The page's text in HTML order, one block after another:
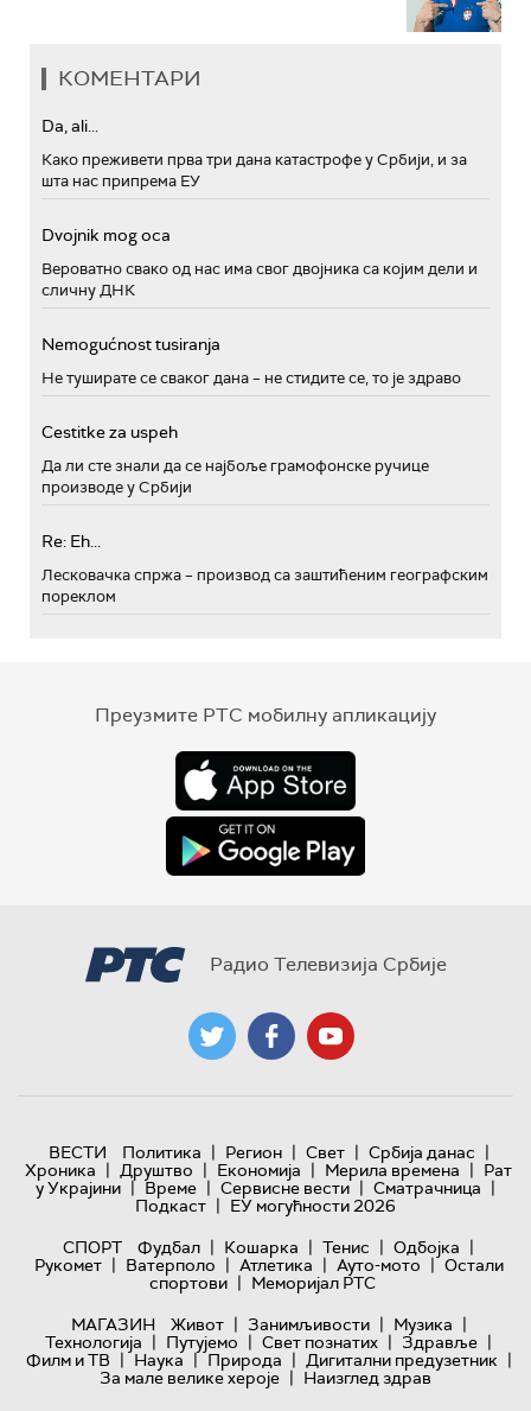
КОМЕНТАРИ
Da, ali...
Како преживети прва три дана катастрофе у Србији, и за
шта нас припрема ЕУ
Dvojnik mog oca
Вероватно свако од нас има свог двојника са којим дели и
сличну ДНК
Nemogućnost tusiranja
Не туширате се сваког дана – не стидите се, то је здраво
Cestitke za uspeh
Да ли сте знали да се најбоље грамофонске ручице
производе у Србији
Re: Eh...
Лесковачка спржа – производ са заштићеним географским
пореклом
Преузмите РТС мобилну апликацију
Радио Телевизија Србије
ВЕСТИ Политика | Регион | Свет | Србија данас |
Хроника | Друштво | Економија | Мерила времена | Рат
у Украјини | Време | Сервисне вести | Сматрачница |
Подкаст | ЕУ могућности 2026
СПОРТ
Фудбал | Кошарка | Тенис | Одбојка |
Рукомет | Ватерполо | Атлетика | Ауто-мото | Остали
спортови | Меморијал РТС
МАГАЗИН
Живот | Занимљивости | Музика |
Технологијa | Путујемо | Свет познатих | Здравље |
Филм и ТВ | Наука | Природа | Дигитални предузетник |
За мале велике хероје | Наизглед здрав